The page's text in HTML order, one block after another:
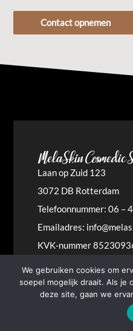
Contact opnemen
MelaSkin Cosmedic
Laan op Zuid 123
3072 DB Rotterdam
Telefoonnummer: 06 –
Emailadres:
KVK-nummer
We gebruiken cookies om
soepel mogelijk draait. Als je
deze site, gaan we